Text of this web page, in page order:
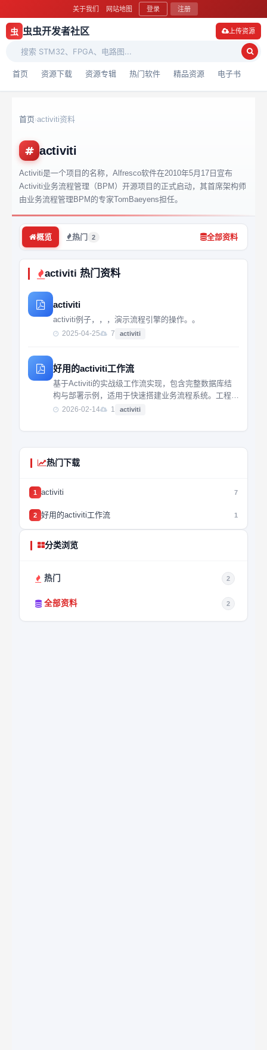
关于我们 网站地图 登录 注册
虫 虫虫开发者社区
首页 资源下载 资源专辑 热门软件 精品资源 电子书
上传资源
首页›activiti资料
activiti
Activiti是一个项目的名称，Alfresco软件在2010年5月17日宣布
Activiti业务流程管理（BPM）开源项目的正式启动，其首席架构师
由业务流程管理BPM的专家TomBaeyens担任。
概览 热门 2 全部资料
activiti 热门资料
activiti
activiti例子，，，演示流程引擎的操作。。
2025-04-25 7 activiti
好用的activiti工作流
基于Activiti的实战级工作流实现，包含完整数据库结
构与部署示例，适用于快速搭建业务流程系统。工程师
可直接复用核心代码，提升开发效率。
2026-02-14 1 activiti
热门下载
1 activiti 7
2 好用的activiti工作流 1
分类浏览
热门 2
全部资料 2